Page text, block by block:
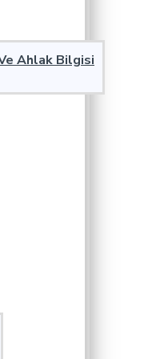
Ahlak Bilgisi